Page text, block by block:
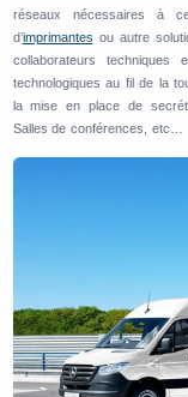
réseaux nécessaires à
d’imprimantes ou autre
collaborateurs
technologiques au fil de la
la mise en place de
Salles de conférences, etc…